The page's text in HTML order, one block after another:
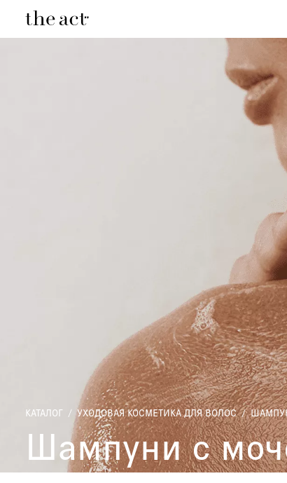
КАТАЛОГ / УХОДОВАЯ КОСМЕТИКА ДЛЯ ВОЛОС /
Шампуни с